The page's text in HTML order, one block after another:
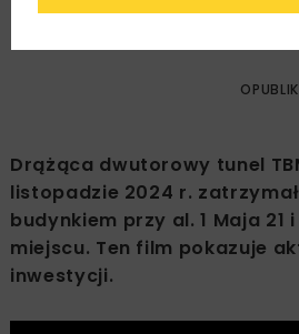
stan prac
Drążąca dwutorowy tunel
listopadzie 2024 r.
budynkiem przy al. 1 Maja 21
miejscu. Ten film pokazuje
inwestycji.